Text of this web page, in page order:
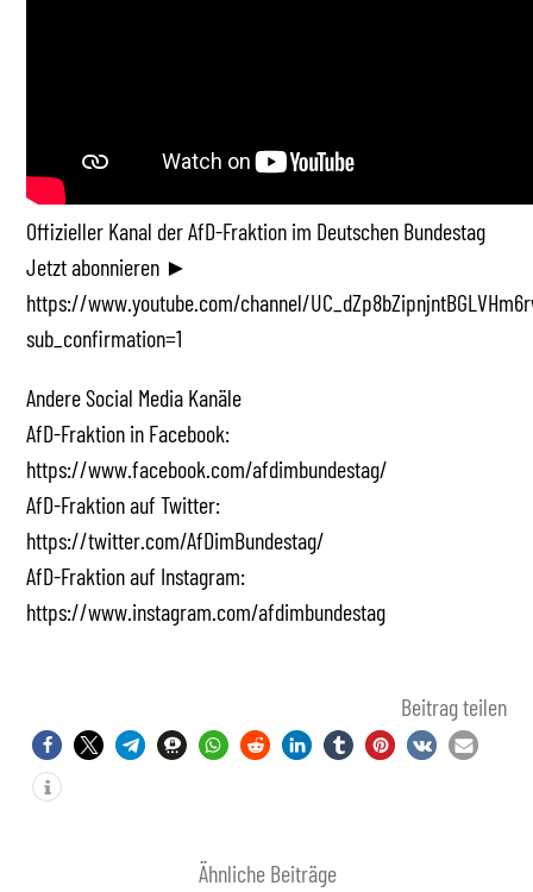
Offizieller Kanal der AfD-Fraktion im Deutschen Bundestag
Jetzt abonnieren ►
https://www.youtube.com/channel/
sub_confirmation=1
Andere Social Media Kanäle
AfD-Fraktion in Facebook:
https://www.facebook.com/afdimbundestag/
AfD-Fraktion auf Twitter:
https://twitter.com/AfDimBundestag/
AfD-Fraktion auf Instagram:
https://www.instagram.com/afdimbundestag
Beitrag teilen
Ähnliche Beiträge